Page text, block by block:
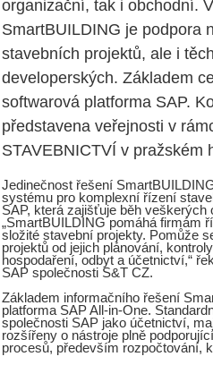
organizační, tak i obchodní.
SmartBUILDING je podpora
stavebních projektů, ale i
developerských. Základem
softwarová platforma SAP.
představena veřejnosti v
STAVEBNICTVÍ v pražském
Jedinečnost řešení
systému pro komplexní řízení
SAP, která zajišťuje běh veškerých
„SmartBUILDING pomáhá firmám
složité stavební projekty. Pomůže
projektů od jejich plánování,
hospodaření, odbyt a účetnictví,“
SAP společnosti S&T CZ.
Základem informačního řešení
platforma SAP All-in-One.
společnosti SAP jako účetnictví,
rozšířeny o nástroje plně
procesů, především rozpočtování,